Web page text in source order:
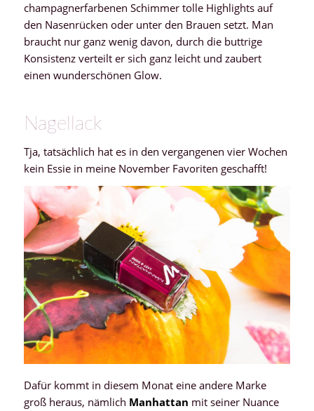
champagnerfarbenen Schimmer tolle Highlights auf
den Nasenrücken oder unter den Brauen setzt. Man
braucht nur ganz wenig davon, durch die buttrige
Konsistenz verteilt er sich ganz leicht und zaubert
einen wunderschönen Glow.
Nagellack
Tja, tatsächlich hat es in den vergangenen vier Wochen
kein Essie in meine November Favoriten geschafft!
Dafür kommt in diesem Monat eine andere Marke
groß heraus, nämlich Manhattan mit seiner Nuance